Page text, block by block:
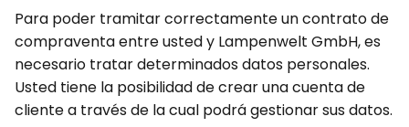
Para poder tramitar correctamente un contrato de
compraventa entre usted y Lampenwelt GmbH, es
necesario tratar determinados datos personales.
Usted tiene la posibilidad de crear una cuenta de
cliente a través de la cual podrá gestionar sus datos.